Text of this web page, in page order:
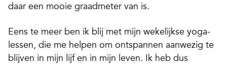
daar een mooie graadmeter van is.
Eens te meer ben ik blij met mijn wekelijkse yoga­
lessen, die me helpen om ontspannen aanwezig te
blijven in mijn lijf en in mijn leven. Ik heb dus